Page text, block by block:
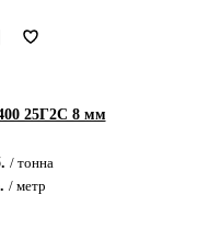
25Г2С 8 мм
/ тонна
/ метр